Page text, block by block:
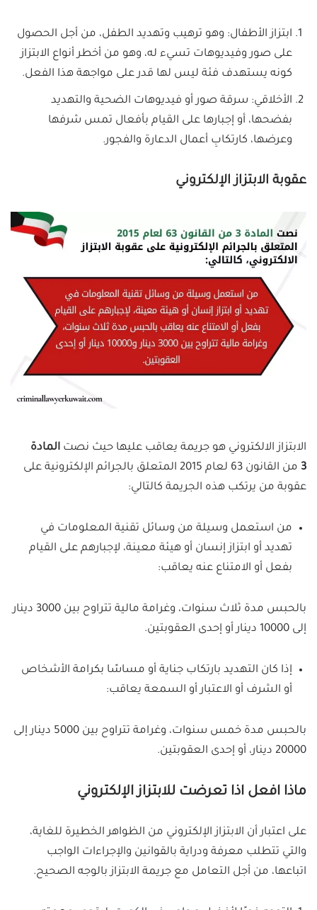
ابتزاز الأطفال: وهو ترهيب وتهديد الطفل، من أجل الحصول
على صور وفيديوهات تسيء له، وهو من أخطر أنواع الابتزاز
كونه يستهدف فئة ليس لها قدر على مواجهة هذا الفعل.
الأخلاقي: سرقة صور أو فيديوهات الضحية والتهديد
بفضحها، أو إجبارها على القيام بأفعال تمس شرفها
وعرضها، كارتكابِ أعمال الدعارة والفجور.
عقوبة الابتزاز الإلكتروني
الابتزاز الالكتروني هو جريمة يعاقب عليها حيث نصت المادة
3
من القانون 63 لعام 2015 المتعلق بالجرائم الإلكترونية على
عقوبة من يرتكب هذه الجريمة كالتالي:
من استعمل وسيلة من وسائل تقنية المعلومات في
تهديد أو ابتزاز إنسان أو هيئة معينة، لإجبارهم على القيام
بفعل أو الامتناع عنه يعاقب:
بالحبس مدة ثلاث سنوات، وغرامة مالية تتراوح بين 3000 دينار
إلى 10000 دينار أو إحدى العقوبتين.
إذا كان التهديد بارتكاب جناية أو مساسًا بكرامة الأشخاص
أو الشرف أو الاعتبار أو السمعة يعاقب:
بالحبس مدة خمس سنوات، وغرامة تتراوح بين 5000 دينار إلى
20000 دينار، أو إحدى العقوبتين.
ماذا افعل اذا تعرضت للابتزاز الإلكتروني
على اعتبار أن الابتزاز الإلكتروني من الظواهر الخطيرة للغاية،
والتي تتطلب معرفة ودراية بالقوانين والإجراءات الواجب
اتباعها، من أجل التعامل مع جريمة الابتزاز بالوجه الصحيح.